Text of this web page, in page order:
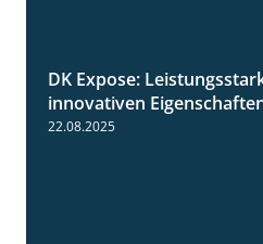
DK Expose:
innovativen
22.08.2025